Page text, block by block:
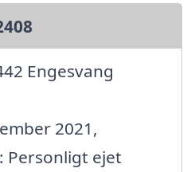
Engesvang
2021,
Personligt ejet